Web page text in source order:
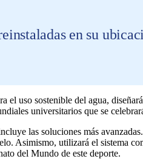
en su
uso sostenible del agua,
universitarios que se
las soluciones más
Asimismo, utilizará el sistema
del Mundo de este deporte.